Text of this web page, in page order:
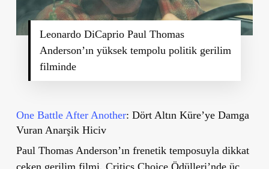
Leonardo DiCaprio Paul Thomas
Anderson’ın yüksek tempolu politik gerilim
filminde
One Battle After Another: Dört Altın Küre’ye Damga
Vuran Anarşik Hiciv
Paul Thomas Anderson’ın frenetik temposuyla dikkat